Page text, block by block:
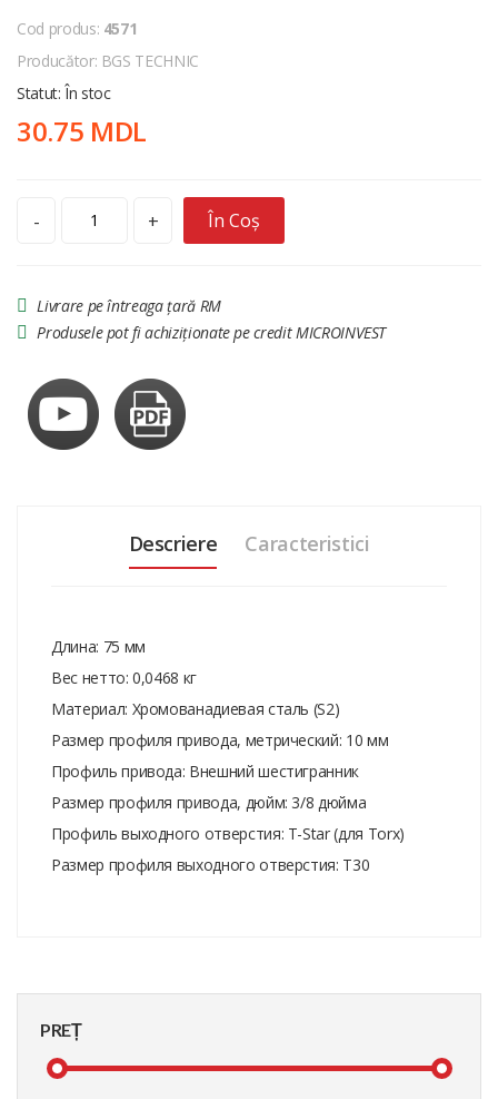
PREȚ
Cod produs: 4571
Producător: BGS TECHNIC
Statut: În stoc
30.75 MDL
- + În Coș
Livrare pe întreaga țară RM
Produsele pot fi achiziționate pe credit MICROINVEST
Descriere Caracteristici
Длина: 75 мм
Вес нетто: 0,0468 кг
Материал: Хромованадиевая сталь (S2)
Размер профиля привода, метрический: 10 мм
Профиль привода: Внешний шестигранник
Размер профиля привода, дюйм: 3/8 дюйма
Профиль выходного отверстия: T-Star (для Torx)
Размер профиля выходного отверстия: T30